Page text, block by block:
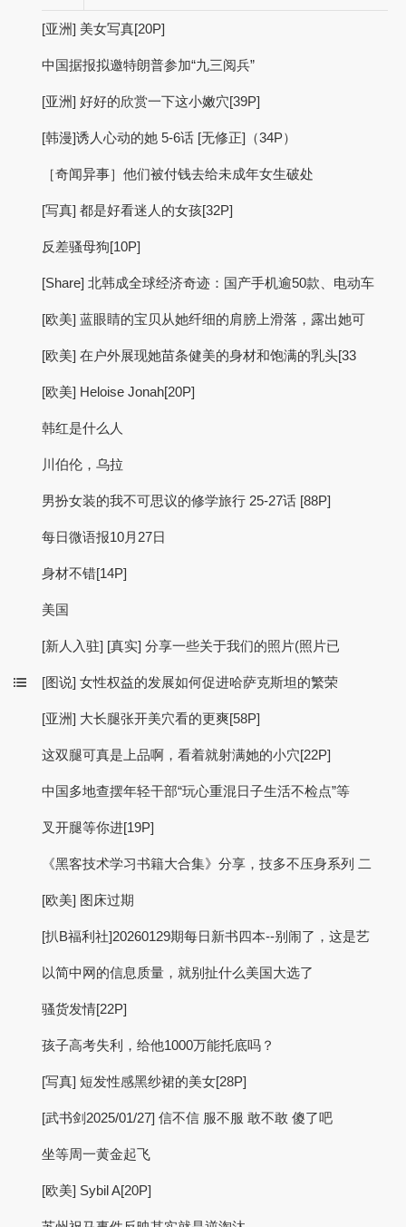
[亚洲] 美女写真[20P]
中国据报拟邀特朗普参加“九三阅兵”
[亚洲] 好好的欣赏一下这小嫩穴[39P]
[韩漫]诱人心动的她 5-6话 [无修正]（34P）
［奇闻异事］他们被付钱去给未成年女生破处
[写真] 都是好看迷人的女孩[32P]
反差骚母狗[10P]
[Share] 北韩成全球经济奇迹：国产手机逾50款、电动车
[欧美] 蓝眼睛的宝贝从她纤细的肩膀上滑落，露出她可
[欧美] 在户外展现她苗条健美的身材和饱满的乳头[33
[欧美] Heloise Jonah[20P]
韩红是什么人
川伯伦，乌拉
男扮女装的我不可思议的修学旅行 25-27话 [88P]
每日微语报10月27日
身材不错[14P]
美国
[新人入驻] [真实] 分享一些关于我们的照片(照片已
[图说] 女性权益的发展如何促进哈萨克斯坦的繁荣
[亚洲] 大长腿张开美穴看的更爽[58P]
这双腿可真是上品啊，看着就射满她的小穴[22P]
中国多地查摆年轻干部“玩心重混日子生活不检点”等
叉开腿等你进[19P]
《黑客技术学习书籍大合集》分享，技多不压身系列 二
[欧美] 图床过期
[扒B福利社]20260129期每日新书四本--别闹了，这是艺
以简中网的信息质量，就别扯什么美国大选了
骚货发情[22P]
孩子高考失利，给他1000万能托底吗？
[写真] 短发性感黑纱裙的美女[28P]
[武书剑2025/01/27] 信不信 服不服 敢不敢 傻了吧
坐等周一黄金起飞
[欧美] Sybil A[20P]